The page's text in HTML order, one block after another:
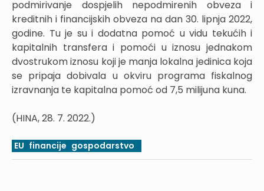
podmirivanje dospjelih nepodmirenih obveza i
kreditnih i financijskih obveza na dan 30. lipnja 2022,
godine. Tu je su i dodatna pomoć u vidu tekućih i
kapitalnih transfera i pomoći u iznosu jednakom
dvostrukom iznosu koji je manja lokalna jedinica koja
se pripaja dobivala u okviru programa fiskalnog
izravnanja te kapitalna pomoć od 7,5 milijuna kuna.
(HINA, 28. 7. 2022.)
EU financije gospodarstvo